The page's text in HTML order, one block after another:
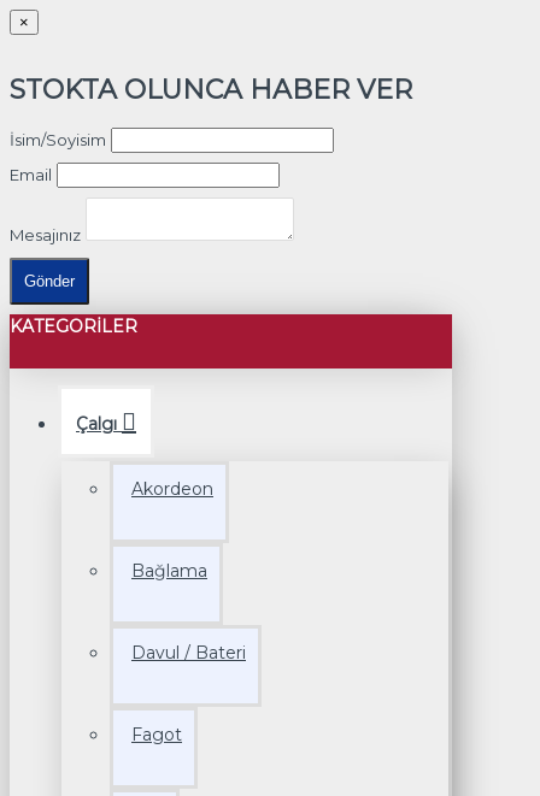
×
STOKTA OLUNCA HABER VER
İsim/Soyisim
Email
Mesajınız
Gönder
KATEGORILER
Çalgı
Akordeon
Bağlama
Davul / Bateri
Fagot